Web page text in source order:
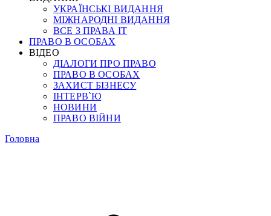
УКРАЇНСЬКІ ВИДАННЯ
МІЖНАРОДНІ ВИДАННЯ
ВСЕ З ПРАВА ІТ
ПРАВО В ОСОБАХ
ВІДЕО
ДІАЛОГИ ПРО ПРАВО
ПРАВО В ОСОБАХ
ЗАХИСТ БІЗНЕСУ
ІНТЕРВ`Ю
НОВИНИ
ПРАВО ВІЙНИ
Головна